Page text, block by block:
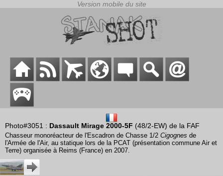
Photo#3051 : Dassault Mirage 2000-5F (48/2-EW) de la FAF
Chasseur monoréacteur de l'Escadron de Chasse 1/2 Cigognes de
l'Armée de l'Air, au statique lors de la PCAT (présentation commune Air et
Terre) organisée à Reims (France) en 2007.